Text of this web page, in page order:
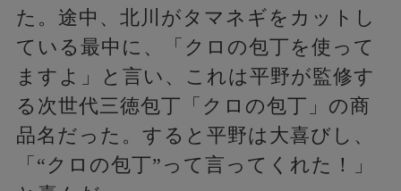
た。途中、北川がタマネギをカットし
ている最中に、「クロの包丁を使って
ますよ」と言い、これは平野が監修す
る次世代三徳包丁「クロの包丁」の商
品名だった。すると平野は大喜びし、
「“クロの包丁”って言ってくれた！」